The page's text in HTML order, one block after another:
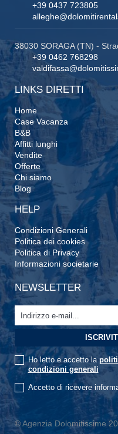
+39 0437 723805
38030 SORAGA (TN) -
+39 0462 768298
LINKS DIRETTI
Home
Case Vacanza
B&B
Affitti lunghi
Vendite
Offerte
Chi siamo
Blog
HELP
Condizioni Generali
Politica dei cookies
Politica di Privacy
Informazioni societarie
NEWSLETTER
Ho letto e accetto la
condizioni generali
Accetto di ricevere
© Agenzia Dolomitissime